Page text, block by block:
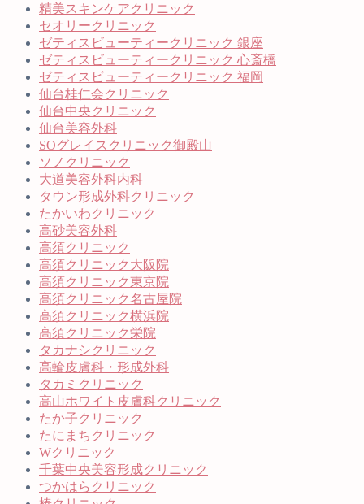
精美スキンケアクリニック
セオリークリニック
ゼティスビューティークリニック 銀座
ゼティスビューティークリニック 心斎橋
ゼティスビューティークリニック 福岡
仙台桂仁会クリニック
仙台中央クリニック
仙台美容外科
SOグレイスクリニック御殿山
ソノクリニック
大道美容外科内科
タウン形成外科クリニック
たかいわクリニック
高砂美容外科
高須クリニック
高須クリニック大阪院
高須クリニック東京院
高須クリニック名古屋院
高須クリニック横浜院
高須クリニック栄院
タカナシクリニック
高輪皮膚科・形成外科
タカミクリニック
高山ホワイト皮膚科クリニック
たか子クリニック
たにまちクリニック
Wクリニック
千葉中央美容形成クリニック
つかはらクリニック